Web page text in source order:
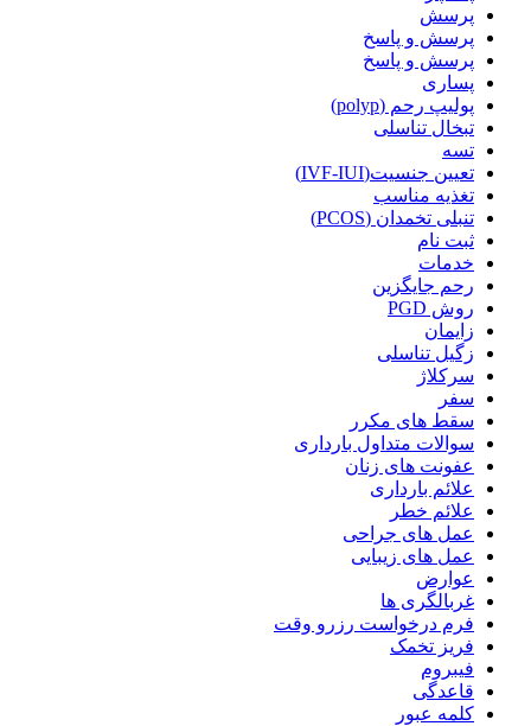
پرسش
پرسش و پاسخ
پرسش و پاسخ
پساری
پولیپ رحم (polyp)
تبخال تناسلی
تسه
تعیین جنسیت(IVF-IUI)
تغذیه مناسب
تنبلی تخمدان (PCOS)
ثبت نام
خدمات
رحم جایگزین
روش PGD
زایمان
زگیل تناسلی
سرکلاژ
سفر
سقط های مکرر
سوالات متداول بارداری
عفونت های زنان
علائم بارداری
علائم خطر
عمل های جراحی
عمل های زیبایی
عوارض
غربالگری ها
فرم درخواست رزرو وقت
فریز تخمک
فیبروم
قاعدگی
کلمه عبور